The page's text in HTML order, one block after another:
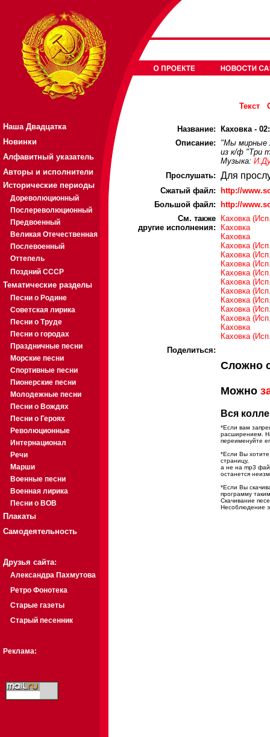
Наша Двадцатка
Новинки
Алфавитный указатель
Авторы и исполнители
Исторические периоды
Дореволюционный
Послереволюционный
Предвоенный
Великая Отечественная
Послевоенный
Оттепель
Поздний СССР
Тематические разделы
Песни о Родине
Советская лирика
Песни о Труде
Песни о городах
Праздничные песни
Морские песни
Спортивные песни
Пионерские песни
Молодежные песни
Песни о Вождях
Песни о Героях
Революционные
Интернационал
Речи
Марши
Военные песни
Военная лирика
Песни о ВОВ
Плакаты
Самодеятельность
Друзья сайта:
Александра Пахмутова
Ретро Фонотека
Старые газеты
Старый песенник
Реклама:
Текст
Название:
Каховка -
Описание:
"Мы мирные
из к/ф "Три
Музыка:
Прослушать: Для
Cжатый файл:
http://
Большой файл:
http://
См. также
другие исполнения:
Каховка
Каховка
Каховка
Каховка
Каховка
Каховка
Каховка
Каховка
Каховка
Каховка
Каховка
Каховка
Каховка
Каховка
Поделиться:
Сложно
Можно
Вся
*Если вам
расширением.
переименуйте
*Если Вы
страницу,
а не на mp3
останется
*Если Вы
программу
Скачивание
Несоблюдение